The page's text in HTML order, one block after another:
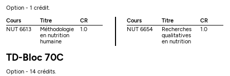
Option - 1 crédit.
Cours
Titre
CR
NUT 6613
Méthodologie
en nutrition
humaine
1.0
Cours Titre
CR
NUT 6654
Recherches
qualitatives
en nutrition
1.0
TD-Bloc 70C
Option - 14 crédits.